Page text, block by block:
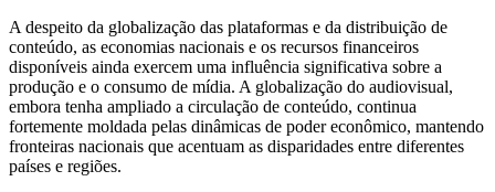
A despeito da globalização das plataformas e da distribuição de
conteúdo, as economias nacionais e os recursos financeiros
disponíveis ainda exercem uma influência significativa sobre a
produção e o consumo de mídia. A globalização do audiovisual,
embora tenha ampliado a circulação de conteúdo, continua
fortemente moldada pelas dinâmicas de poder econômico, mantendo
fronteiras nacionais que acentuam as disparidades entre diferentes
países e regiões.